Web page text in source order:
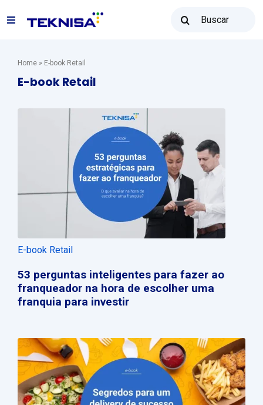
para
resultados
Navegação
Soluções
Vendas: (31) 2122-2300
Home» E-book Retail
E-book Retail
E-book Retail
53 perguntas inteligentes para fazer ao
franqueador na hora de escolher uma
franquia para investir